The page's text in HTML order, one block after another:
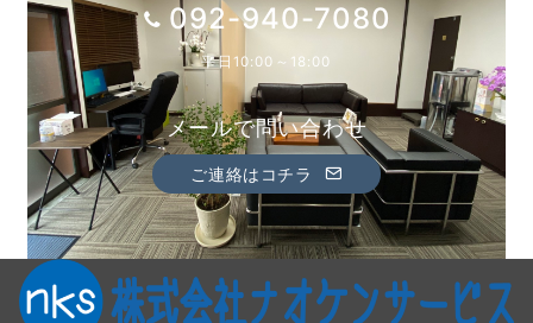
092-940-7080
平日10:00～18:00
メールで問い合わせ
ご連絡はコチラ